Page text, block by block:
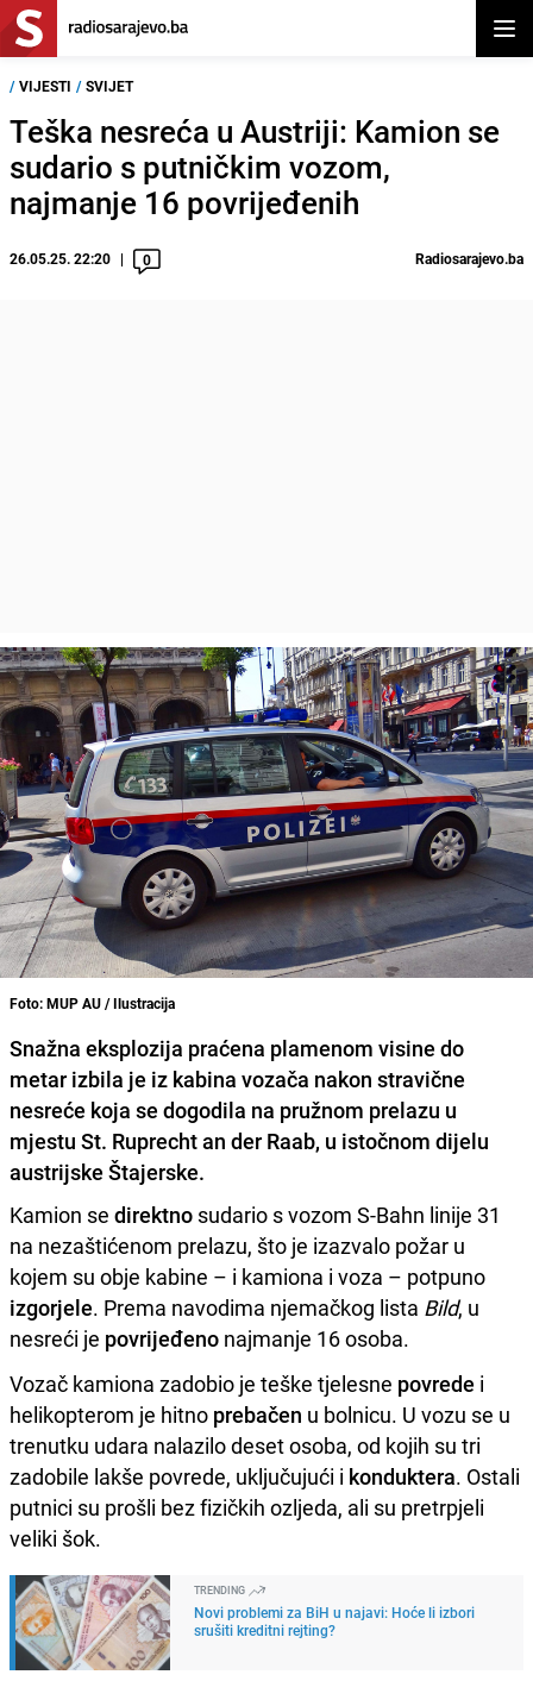
/ VIJESTI / SVIJET
Teška nesreća u Austriji: Kamion se
sudario s putničkim vozom,
najmanje 16 povrijeđenih
26.05.25. 22:20 0 Radiosarajevo.ba
Foto: MUP AU / Ilustracija
Snažna eksplozija praćena plamenom visine do
metar izbila je iz kabina vozača nakon stravične
nesreće koja se dogodila na pružnom prelazu u
mjestu St. Ruprecht an der Raab, u istočnom dijelu
austrijske Štajerske.
Kamion se direktno sudario s vozom S-Bahn linije 31
na nezaštićenom prelazu, što je izazvalo požar u
kojem su obje kabine – i kamiona i voza – potpuno
izgorjele. Prema navodima njemačkog lista Bild, u
nesreći je povrijeđeno najmanje 16 osoba.
Vozač kamiona zadobio je teške tjelesne povrede i
helikopterom je hitno prebačen u bolnicu. U vozu se u
trenutku udara nalazilo deset osoba, od kojih su tri
zadobile lakše povrede, uključujući i konduktera. Ostali
putnici su prošli bez fizičkih ozljeda, ali su pretrpjeli
veliki šok.
TRENDING
Novi problemi za BiH u najavi: Hoće li izbori
srušiti kreditni rejting?